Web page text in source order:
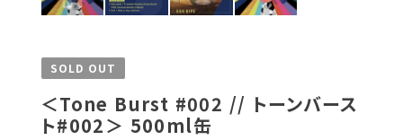
SOLD OUT
＜Tone Burst #002 // トーンバース
ト#002＞ 500ml缶